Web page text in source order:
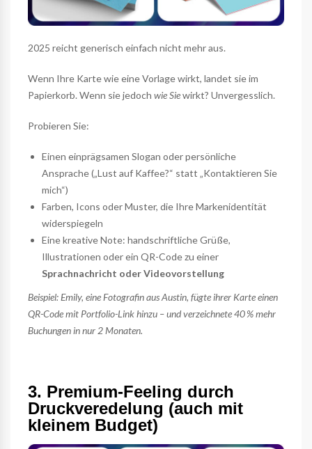
2025 reicht generisch einfach nicht mehr aus.
Wenn Ihre Karte wie eine Vorlage wirkt, landet sie im
Papierkorb. Wenn sie jedoch wie Siewirkt? Unvergesslich.
Probieren Sie:
Einen einprägsamen Slogan oder persönliche
Ansprache („Lust auf Kaffee?“ statt „Kontaktieren Sie
mich“)
Farben, Icons oder Muster, die Ihre Markenidentität
widerspiegeln
Eine kreative Note: handschriftliche Grüße,
Illustrationen oder ein QR-Code zu einer
Sprachnachricht oder Videovorstellung
Beispiel: Emily, eine Fotografin aus Austin, fügte ihrer Karte einen
QR-Code mit Portfolio-Link hinzu – und verzeichnete 40 % mehr
Buchungen in nur 2 Monaten.
3. Premium-Feeling durch
Druckveredelung (auch mit
kleinem Budget)